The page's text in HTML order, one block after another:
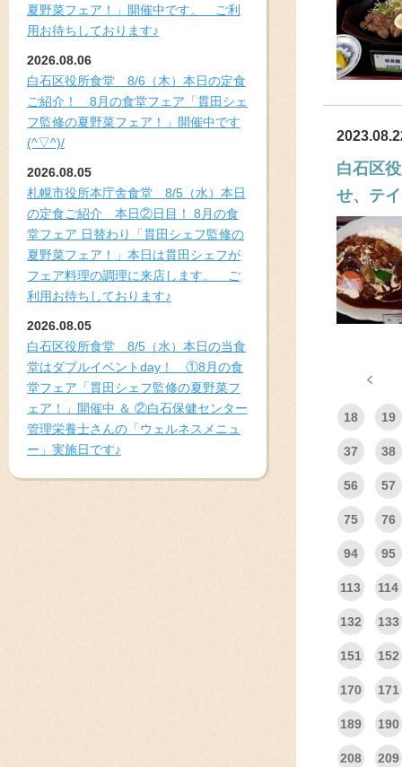
夏野菜フェア！」開催中です。 ご利
用お待ちしております♪
2026.08.06
白石区役所食堂 8/6（木）本日の定食
ご紹介！ 8月の食堂フェア「貫田シェ
フ監修の夏野菜フェア！」開催中です
(^▽^)/
2026.08.05
札幌市役所本庁舎食堂 8/5（水）本日
の定食ご紹介 本日②日目！ 8月の食
堂フェア 日替わり「貫田シェフ監修の
夏野菜フェア！」本日は貫田シェフが
フェア料理の調理に来店します。 ご
利用お待ちしております♪
2026.08.05
白石区役所食堂 8/5（水）本日の当食
堂はダブルイベントday！ ①8月の食
堂フェア「貫田シェフ監修の夏野菜フ
ェア！」開催中 ＆ ②白石保健センター
管理栄養士さんの「ウェルネスメニュ
ー」実施日です♪
白石区
せ、テ
18 19
37 38
56 57
75 76
94 95
113 114
132 133
151 152
170 171
189 190
208 209